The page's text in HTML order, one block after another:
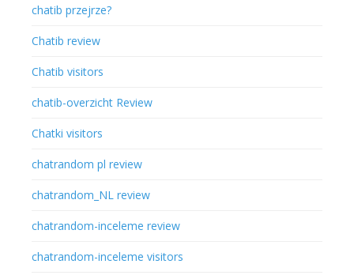
chatib przejrze?
Chatib review
Chatib visitors
chatib-overzicht Review
Chatki visitors
chatrandom pl review
chatrandom_NL review
chatrandom-inceleme review
chatrandom-inceleme visitors